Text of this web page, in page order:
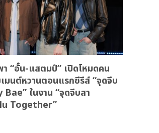
“อั๋น-แสตมป์” เปิดโหมดคน
มนต์หวานตอนแรกซีรีส์ “จุดจีบ
ในงาน “จุดจีบสา
Together”